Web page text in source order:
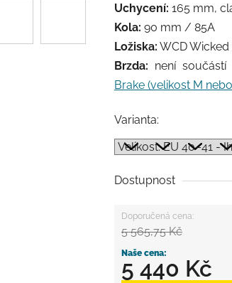
Uchycení: 165 mm,
Kola: 90 mm / 85A
Ložiska: WCD Wicked
Brzda: není
Brake (velikost M
Varianta:
Dostupnost
5 565,75 Kč
5 440 Kč